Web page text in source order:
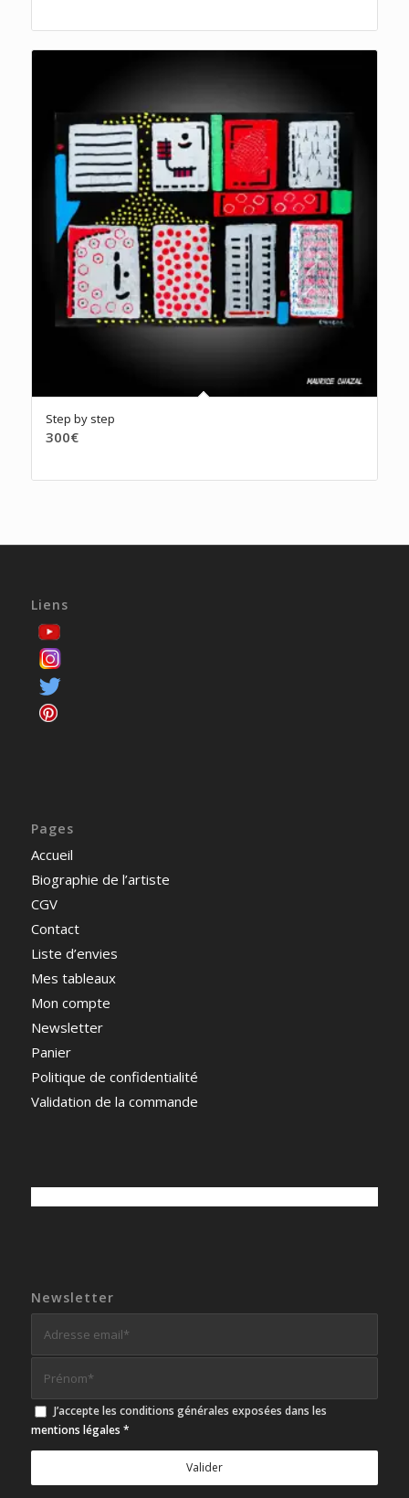
Step by step
300€
Liens
Pages
Accueil
Biographie de l’artiste
CGV
Contact
Liste d’envies
Mes tableaux
Mon compte
Newsletter
Panier
Politique de confidentialité
Validation de la commande
Newsletter
J’accepte les conditions générales exposées dans les
mentions légales *